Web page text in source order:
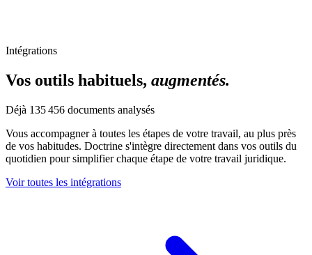
Intégrations
Vos outils habituels, augmentés.
Déjà 135 456 documents analysés
Vous accompagner à toutes les étapes de votre travail, au plus près
de vos habitudes. Doctrine s'intègre directement dans vos outils du
quotidien pour simplifier chaque étape de votre travail juridique.
Voir toutes les intégrations